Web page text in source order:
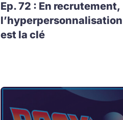
Ep. 72 : En recrutement,
l’hyperpersonnalisation
est la clé